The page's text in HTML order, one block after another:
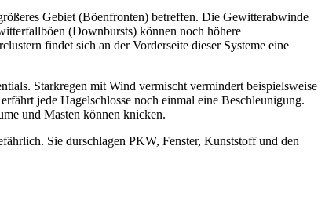
Gebiet (Böenfronten) betreffen. Die Gewitterabwinde
(Downbursts) können noch höhere
findet sich an der Vorderseite dieser Systeme eine
Starkregen mit Wind vermischt vermindert beispielsweise
jede Hagelschlosse noch einmal eine Beschleunigung.
und Masten können knicken.
Sie durschlagen PKW, Fenster, Kunststoff und den